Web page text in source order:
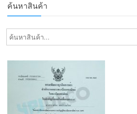
ค้นหาสินค้า
ค้นหา: